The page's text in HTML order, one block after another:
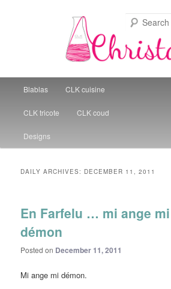
Christal Little Kitchen
Skip to primary content
Skip to secondary content
Blablas CLK cuisine
CLK tricote CLK coud
Designs
DAILY ARCHIVES: DECEMBER 11, 2011
En Farfelu … mi ange mi
démon
Posted on December 11, 2011
Mi ange mi démon.